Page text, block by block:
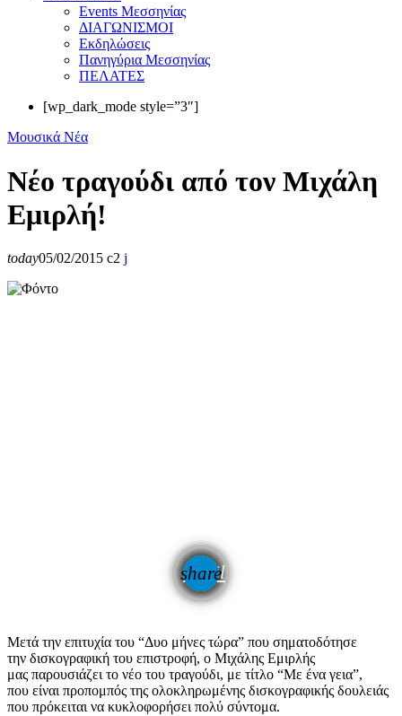
Events Μεσσηνίας
ΔΙΑΓΩΝΙΣΜΟΙ
Εκδηλώσεις
Πανηγύρια Μεσσηνίας
ΠΕΛΑΤΕΣ
[wp_dark_mode style=”3″]
Μουσικά Νέα
Νέο τραγούδι από τον Μιχάλη
Εμιρλή!
today05/02/2015 2
share
email
Μετά την επιτυχία του “Δυο μήνες τώρα” που σηματοδότησε
την δισκογραφική του επιστροφή, ο Μιχάλης Εμιρλής
μας παρουσιάζει το νέο του τραγούδι, με τίτλο “Με ένα γεια”,
που είναι προπομπός της ολοκληρωμένης δισκογραφικής δουλειάς
που πρόκειται να κυκλοφορήσει πολύ σύντομα.